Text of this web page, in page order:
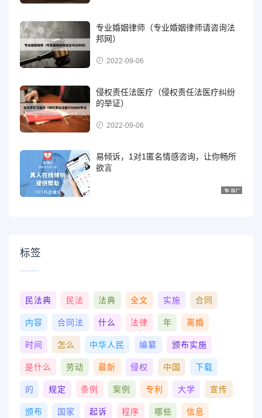
专业婚姻律师（专业婚姻律师请咨询法
邦网）
2022-09-06
侵权责任法医疗（侵权责任法医疗纠纷
的举证）
2022-09-06
易倾诉，1对1匿名情感咨询，让你畅所
欲言
标签
民法典 民法 法典 全文 实施 合同
内容 合同法 什么 法律 年 离婚
时间 怎么 中华人民 编纂 颁布实施
是什么 劳动 最新 侵权 中国 下载
的 规定 条例 案例 专利 大学 宣传
颁布 国家 起诉 程序 哪些 信息